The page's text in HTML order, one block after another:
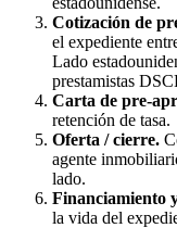
Cotización de
el expediente
Lado
prestamistas
Carta de pre-
retención de tasa.
Oferta / cierre.
agente
lado.
Financiamiento
la vida del